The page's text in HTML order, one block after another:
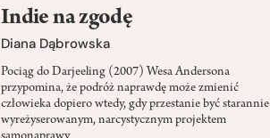
Indie na zgodę
Diana Dąbrowska
Pociąg do Darjeeling (2007) Wesa Andersona
przypomina, że podróż naprawdę może zmienić
człowieka dopiero wtedy, gdy przestanie być starannie
wyreżyserowanym, narcystycznym projektem